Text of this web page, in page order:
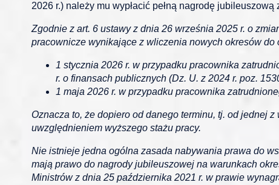
2026 r.) należy mu wypłacić pełną nagrodę jubileuszową
Zgodnie z art. 6 ustawy z dnia 26 września 2025 r. o
pracownicze wynikające z wliczenia nowych okresów
1 stycznia 2026 r. w przypadku pracownika
r. o finansach publicznych (Dz. U. z 2024 r. poz.
1 maja 2026 r. w przypadku pracownika
Oznacza to, że dopiero od danego terminu, tj. od jednej
uwzględnieniem wyższego stażu pracy.
Nie istnieje jedna ogólna zasada nabywania prawa do
mają prawo do nagrody jubileuszowej na warunkach
Ministrów z dnia 25 października 2021 r. w prawie